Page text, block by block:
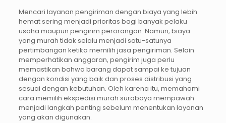
Mencari layanan pengiriman dengan biaya yang lebih
hemat sering menjadi prioritas bagi banyak pelaku
usaha maupun pengirim perorangan. Namun, biaya
yang murah tidak selalu menjadi satu-satunya
pertimbangan ketika memilih jasa pengiriman. Selain
memperhatikan anggaran, pengirim juga perlu
memastikan bahwa barang dapat sampai ke tujuan
dengan kondisi yang baik dan proses distribusi yang
sesuai dengan kebutuhan. Oleh karena itu, memahami
cara memilih ekspedisi murah surabaya mempawah
menjadi langkah penting sebelum menentukan layanan
yang akan digunakan.